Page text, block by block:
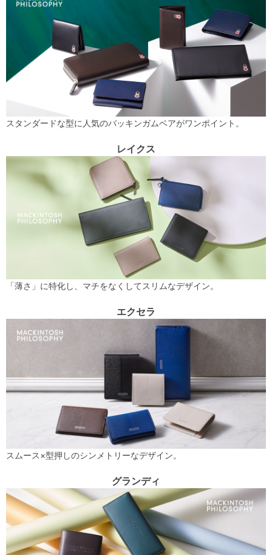
スタンダードな型に人気のバッキンガムベアがワンポイント。
レイクス
「薄さ」に特化し、マチをなくしてスリムなデザイン。
エクセラ
スムース×型押しのシンメトリーなデザイン。
グランディ